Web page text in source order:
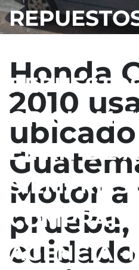
EL KIT DE
SIEMPRE
AGENCIA -
Honda
2010
Motor a
prueba,